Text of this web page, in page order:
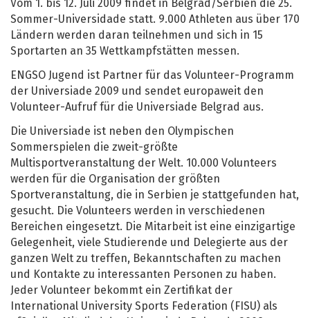
Vom 1. bis 12. Juli 2009 findet in Belgrad/Serbien die 25.
Sommer-Universidade statt. 9.000 Athleten aus über 170
Ländern werden daran teilnehmen und sich in 15
Sportarten an 35 Wettkampfstätten messen.
ENGSO Jugend ist Partner für das Volunteer-Programm
der Universiade 2009 und sendet europaweit den
Volunteer-Aufruf für die Universiade Belgrad aus.
Die Universiade ist neben den Olympischen
Sommerspielen die zweit-größte
Multisportveranstaltung der Welt. 10.000 Volunteers
werden für die Organisation der größten
Sportveranstaltung, die in Serbien je stattgefunden hat,
gesucht. Die Volunteers werden in verschiedenen
Bereichen eingesetzt. Die Mitarbeit ist eine einzigartige
Gelegenheit, viele Studierende und Delegierte aus der
ganzen Welt zu treffen, Bekanntschaften zu machen
und Kontakte zu interessanten Personen zu haben.
Jeder Volunteer bekommt ein Zertifikat der
International University Sports Federation (FISU) als